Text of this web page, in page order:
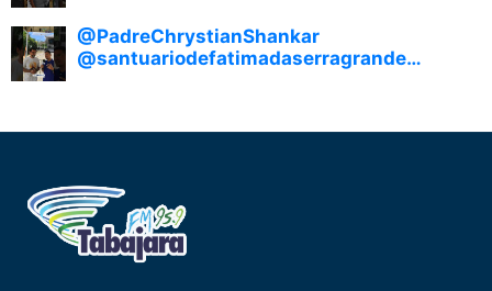
@PadreChrystianShankar
@santuariodefatimadaserragrande